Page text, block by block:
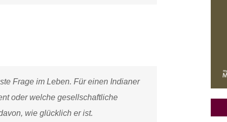
Frage im Leben. Für einen Indianer
oder welche gesellschaftliche
wie glücklich er ist.